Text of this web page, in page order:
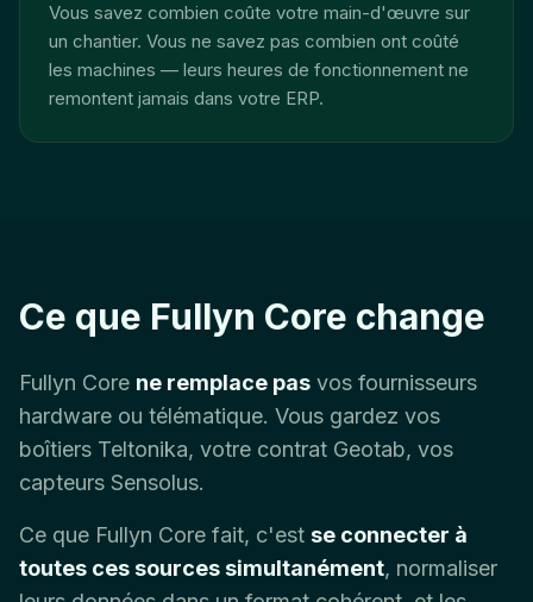
Vous savez combien coûte votre main-d'œuvre sur
un chantier. Vous ne savez pas combien ont coûté
les machines — leurs heures de fonctionnement ne
remontent jamais dans votre ERP.
Ce que Fullyn Core change
Fullyn Core ne remplace pas vos fournisseurs
hardware ou télématique. Vous gardez vos
boîtiers Teltonika, votre contrat Geotab, vos
capteurs Sensolus.
Ce que Fullyn Core fait, c'est se connecter à
toutes ces sources simultanément, normaliser